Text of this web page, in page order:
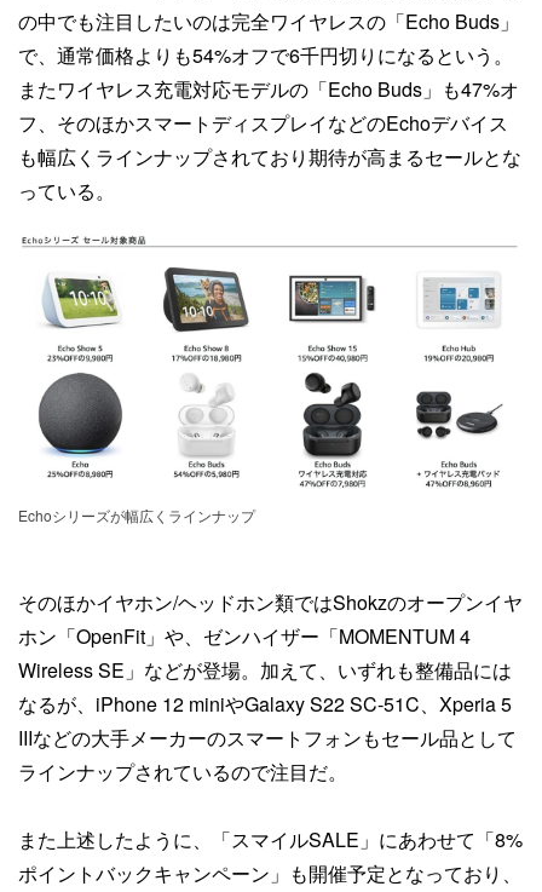
の中でも注目したいのは完全ワイヤレスの「Echo Buds」
で、通常価格よりも54%オフで6千円切りになるという。
またワイヤレス充電対応モデルの「Echo Buds」も47%オ
フ、そのほかスマートディスプレイなどのEchoデバイス
も幅広くラインナップされており期待が高まるセールとな
っている。
Echoシリーズが幅広くラインナップ
そのほかイヤホン/ヘッドホン類ではShokzのオープンイヤ
ホン「OpenFit」や、ゼンハイザー「MOMENTUM 4
Wireless SE」などが登場。加えて、いずれも整備品には
なるが、iPhone 12 miniやGalaxy S22 SC-51C、Xperia 5
IIIなどの大手メーカーのスマートフォンもセール品として
ラインナップされているので注目だ。
また上述したように、「スマイルSALE」にあわせて「8%
ポイントバックキャンペーン」も開催予定となっており、